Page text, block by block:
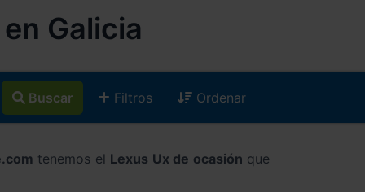
Galicia
Buscar Filtros Ordenar
tenemos el Lexus Ux de ocasión que